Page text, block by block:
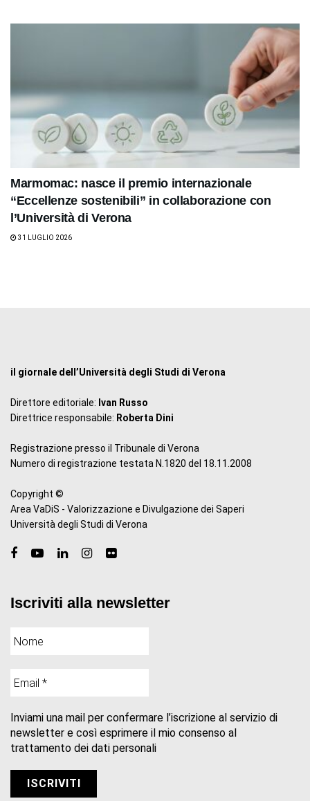
Marmomac: nasce il premio internazionale
“Eccellenze sostenibili” in collaborazione con
l’Università di Verona
31 LUGLIO 2026
il giornale dell’Università degli Studi di Verona
Direttore editoriale: Ivan Russo
Direttrice responsabile: Roberta Dini
Registrazione presso il Tribunale di Verona
Numero di registrazione testata N.1820 del 18.11.2008
Copyright ©
Area VaDiS - Valorizzazione e Divulgazione dei Saperi
Università degli Studi di Verona
Iscriviti alla newsletter
Inviami una mail per confermare l’iscrizione al servizio di
newsletter e così esprimere il mio consenso al
trattamento dei dati personali